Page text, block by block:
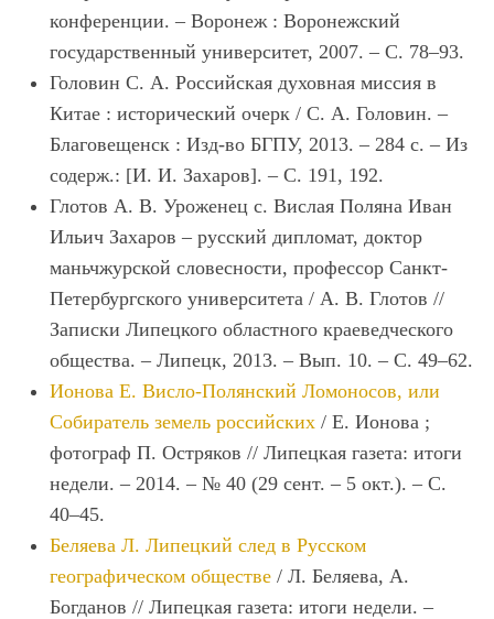
конференции. – Воронеж : Воронежский
государственный университет, 2007. – С. 78–93.
Головин С. А. Российская духовная миссия в
Китае : исторический очерк / С. А. Головин. –
Благовещенск : Изд-во БГПУ, 2013. – 284 с. – Из
содерж.: [И. И. Захаров]. – С. 191, 192.
Глотов А. В. Уроженец с. Вислая Поляна Иван
Ильич Захаров – русский дипломат, доктор
маньчжурской словесности, профессор Санкт-
Петербургского университета / А. В. Глотов //
Записки Липецкого областного краеведческого
общества. – Липецк, 2013. – Вып. 10. – С. 49–62.
Ионова Е. Висло-Полянский Ломоносов, или
Собиратель земель российских / Е. Ионова ;
фотограф П. Остряков // Липецкая газета: итоги
недели. – 2014. – № 40 (29 сент. – 5 окт.). – С.
40–45.
Беляева Л. Липецкий след в Русском
географическом обществе / Л. Беляева, А.
Богданов // Липецкая газета: итоги недели. –